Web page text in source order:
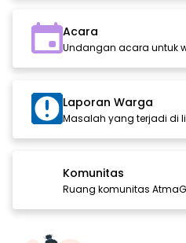
Acara
Undangan acara untuk
Laporan Warga
Masalah yang terjadi di
Komunitas
Ruang komunitas